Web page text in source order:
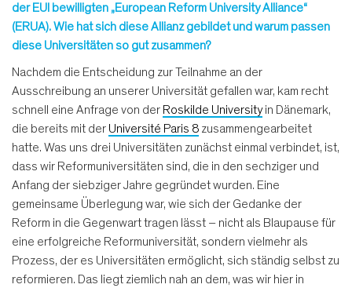
der EUI bewilligten „European Reform University Alliance“
(ERUA). Wie hat sich diese Allianz gebildet und warum passen
diese Universitäten so gut zusammen?
Nachdem die Entscheidung zur Teilnahme an der
Ausschreibung an unserer Universität gefallen war, kam recht
schnell eine Anfrage von der Roskilde Universityin Dänemark,
die bereits mit der Université Paris 8 zusammengearbeitet
hatte. Was uns drei Universitäten zunächst einmal verbindet, ist,
dass wir Reformuniversitäten sind, die in den sechziger und
Anfang der siebziger Jahre gegründet wurden. Eine
gemeinsame Überlegung war, wie sich der Gedanke der
Reform in die Gegenwart tragen lässt – nicht als Blaupause für
eine erfolgreiche Reformuniversität, sondern vielmehr als
Prozess, der es Universitäten ermöglicht, sich ständig selbst zu
reformieren. Das liegt ziemlich nah an dem, was wir hier in